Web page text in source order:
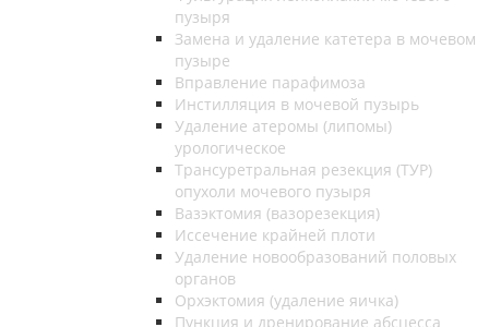
пузыря
Замена и удаление катетера в мочевом
пузыре
Вправление парафимоза
Инстилляция в мочевой пузырь
Удаление атеромы (липомы)
урологическое
Трансуретральная резекция (ТУР)
опухоли мочевого пузыря
Вазэктомия (вазорезекция)
Иссечение крайней плоти
Удаление новообразований половых
органов
Орхэктомия (удаление яичка)
Пункция и дренирование абсцесса